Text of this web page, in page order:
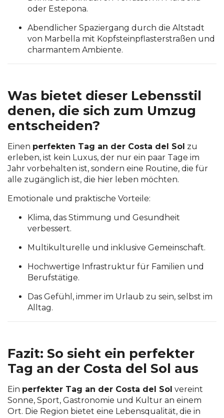
oder Estepona.
Abendlicher Spaziergang durch die Altstadt
von Marbella mit Kopfsteinpflasterstraßen und
charmantem Ambiente.
Was bietet dieser Lebensstil
denen, die sich zum Umzug
entscheiden?
Einen perfekten Tag an der Costa del Sol zu
erleben, ist kein Luxus, der nur ein paar Tage im
Jahr vorbehalten ist, sondern eine Routine, die für
alle zugänglich ist, die hier leben möchten.
Emotionale und praktische Vorteile:
Klima, das Stimmung und Gesundheit
verbessert.
Multikulturelle und inklusive Gemeinschaft.
Hochwertige Infrastruktur für Familien und
Berufstätige.
Das Gefühl, immer im Urlaub zu sein, selbst im
Alltag.
Fazit: So sieht ein perfekter
Tag an der Costa del Sol aus
Ein perfekter Tag an der Costa del Sol vereint
Sonne, Sport, Gastronomie und Kultur an einem
Ort. Die Region bietet eine Lebensqualität, die in